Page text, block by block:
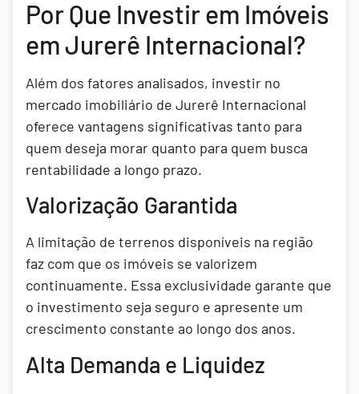
Por Que Investir em Imóveis
em Jurerê Internacional?
Além dos fatores analisados, investir no
mercado imobiliário de Jurerê Internacional
oferece vantagens significativas tanto para
quem deseja morar quanto para quem busca
rentabilidade a longo prazo.
Valorização Garantida
A limitação de terrenos disponíveis na região
faz com que os imóveis se valorizem
continuamente. Essa exclusividade garante que
o investimento seja seguro e apresente um
crescimento constante ao longo dos anos.
Alta Demanda e Liquidez